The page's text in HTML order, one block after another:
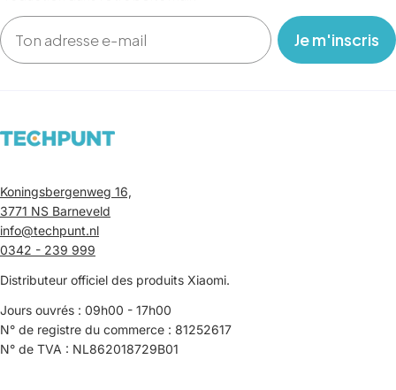
Email
‎ ‎ ‎ Je m'inscris ‎ ‎ ‎
Koningsbergenweg 16,
3771 NS Barneveld
info@techpunt.nl
0342 - 239 999
Distributeur officiel des produits Xiaomi.
Jours ouvrés : 09h00 - 17h00
N° de registre du commerce : 81252617
N° de TVA : NL862018729B01